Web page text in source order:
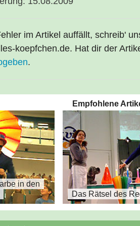
im Artikel auffällt, schreib'
koepfchen.de. Hat dir der
.
Empfohlene
in den
Das Rätsel des